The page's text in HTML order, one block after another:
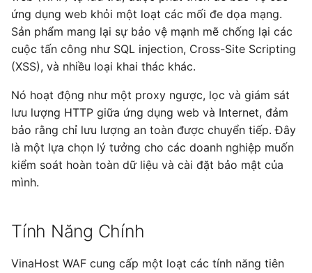
ứng dụng web khỏi một loạt các mối đe dọa mạng.
Sản phẩm mang lại sự bảo vệ mạnh mẽ chống lại các
cuộc tấn công như SQL injection, Cross-Site Scripting
(XSS), và nhiều loại khai thác khác.
Nó hoạt động như một proxy ngược, lọc và giám sát
lưu lượng HTTP giữa ứng dụng web và Internet, đảm
bảo rằng chỉ lưu lượng an toàn được chuyển tiếp. Đây
là một lựa chọn lý tưởng cho các doanh nghiệp muốn
kiểm soát hoàn toàn dữ liệu và cài đặt bảo mật của
mình.
Tính Năng Chính
VinaHost WAF cung cấp một loạt các tính năng tiên